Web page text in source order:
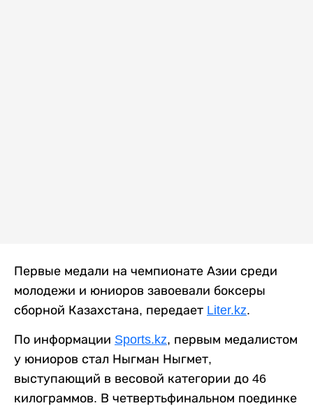
Первые медали на чемпионате Азии среди
молодежи и юниоров завоевали боксеры
сборной Казахстана, передает Liter.kz.
По информации Sports.kz, первым медалистом
у юниоров стал Ныгман Ныгмет,
выступающий в весовой категории до 46
килограммов. В четвертьфинальном поединке